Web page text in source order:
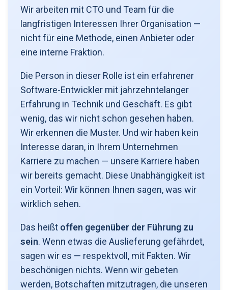
Wir arbeiten mit CTO und Team für die
langfristigen Interessen Ihrer Organisation —
nicht für eine Methode, einen Anbieter oder
eine interne Fraktion.
Die Person in dieser Rolle ist ein erfahrener
Software-Entwickler mit jahrzehntelanger
Erfahrung in Technik und Geschäft. Es gibt
wenig, das wir nicht schon gesehen haben.
Wir erkennen die Muster. Und wir haben kein
Interesse daran, in Ihrem Unternehmen
Karriere zu machen — unsere Karriere haben
wir bereits gemacht. Diese Unabhängigkeit ist
ein Vorteil: Wir können Ihnen sagen, was wir
wirklich sehen.
Das heißt offen gegenüber der Führung zu
sein. Wenn etwas die Auslieferung gefährdet,
sagen wir es — respektvoll, mit Fakten. Wir
beschönigen nichts. Wenn wir gebeten
werden, Botschaften mitzutragen, die unseren